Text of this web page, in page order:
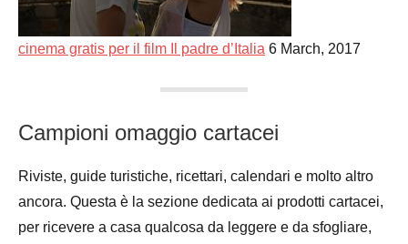
cinema gratis per il film Il padre d’Italia 6 March, 2017
Campioni omaggio cartacei
Riviste, guide turistiche, ricettari, calendari e molto altro
ancora. Questa è la sezione dedicata ai prodotti cartacei,
per ricevere a casa qualcosa da leggere e da sfogliare,